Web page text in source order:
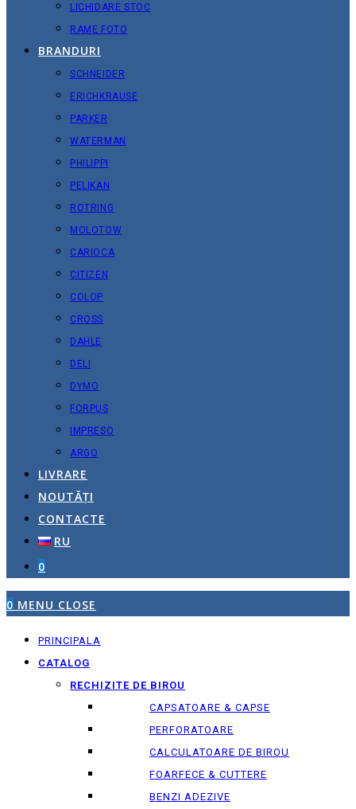
LICHIDARE STOC
RAME FOTO
BRANDURI
SCHNEIDER
ERICHKRAUSE
PARKER
WATERMAN
PHILIPPI
PELIKAN
ROTRING
MOLOTOW
CARIOCA
CITIZEN
COLOP
CROSS
DAHLE
DELI
DYMO
FORPUS
IMPRESO
ARGO
LIVRARE
NOUTĂȚI
CONTACTE
RU
0
0 MENU CLOSE
PRINCIPALA
CATALOG
RECHIZITE DE BIROU
CAPSATOARE & CAPSE
PERFORATOARE
CALCULATOARE DE BIROU
FOARFECE & CUTTERE
BENZI ADEZIVE